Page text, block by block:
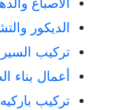
الأصباغ
الديكور
تركيب
أعمال بناء
تركيب